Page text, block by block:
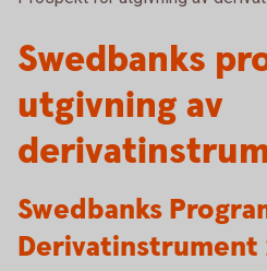
Swedbanks
utgivning av
Swedbanks